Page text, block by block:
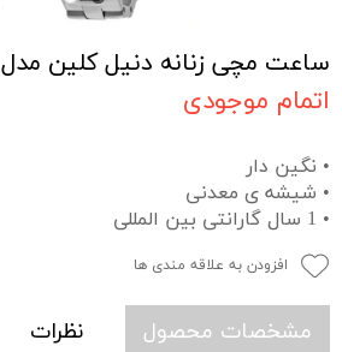
ساعت مچی زنانه دنیل کلین مدل DK.1.12320.1
اتمام موجودی
• نگین دار
• شیشه ی معدنی
• 1 سال گارانتی بین المللی
افزودن به علاقه مندی ها
مشخصات محصول نظرات